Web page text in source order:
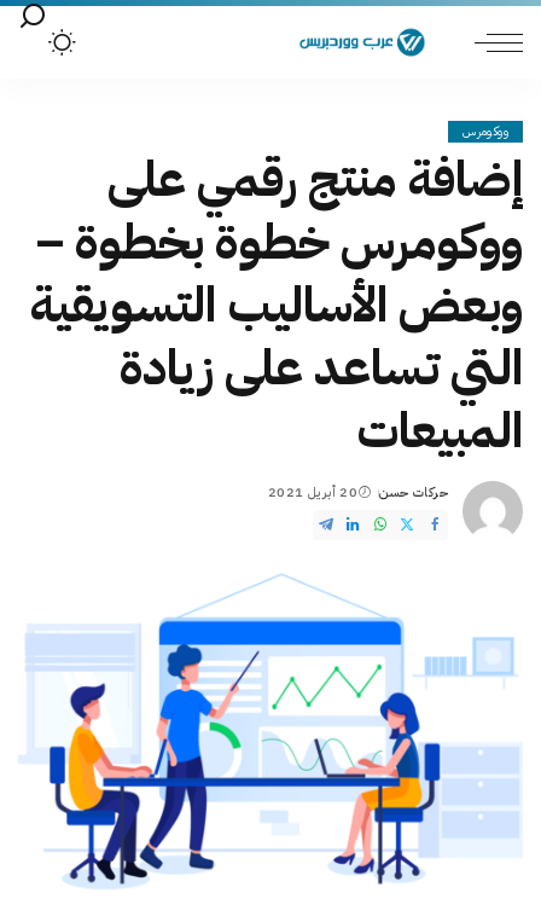
ووكومرس
إضافة منتج رقمي على
ووكومرس خطوة بخطوة –
وبعض الأساليب التسويقية
التي تساعد على زيادة
المبيعات
Posted
by
حركات حسن 20 أبريل 2021